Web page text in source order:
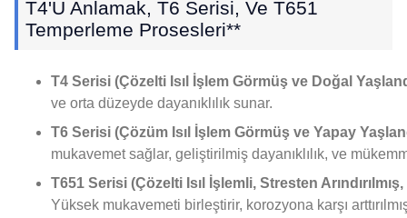
T4'ü Anlamak, T6 Serisi, Ve T651
Temperleme Prosesleri**
T4 Serisi (Çözelti Isıl İşlem Görmüş ve Doğal
ve orta düzeyde dayanıklılık sunar.
T6 Serisi (Çözüm Isıl İşlem Görmüş ve Yapay
mukavemet sağlar, geliştirilmiş dayanıklılık, ve
T651 Serisi (Çözelti Isıl İşlemli, Stresten
Yüksek mukavemeti birleştirir, korozyona karşı